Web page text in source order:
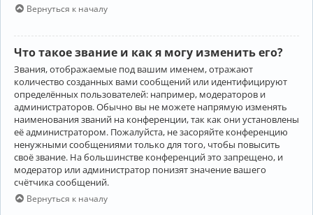
Вернуться к началу
Что такое звание и как я могу изменить его?
Звания, отображаемые под вашим именем, отражают
количество созданных вами сообщений или идентифицируют
определённых пользователей: например, модераторов и
администраторов. Обычно вы не можете напрямую изменять
наименования званий на конференции, так как они установлены
её администратором. Пожалуйста, не засоряйте конференцию
ненужными сообщениями только для того, чтобы повысить
своё звание. На большинстве конференций это запрещено, и
модератор или администратор понизят значение вашего
счётчика сообщений.
Вернуться к началу